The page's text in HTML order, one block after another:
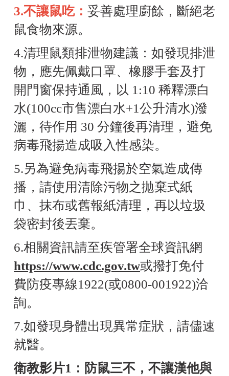
3.不讓鼠吃： 妥善處理廚餘，斷絕老
鼠食物來源。
4.清理鼠類排泄物建議：如發現排泄
物，應先佩戴口罩、橡膠手套及打
開門窗保持通風，以 1:10 稀釋漂白
水(100cc市售漂白水+1公升清水)潑
灑，待作用 30 分鐘後再清理，避免
病毒飛揚造成吸入性感染。
5.另為避免病毒飛揚於空氣造成傳
播，請使用清除污物之拋棄式紙
巾、抹布或舊報紙清理，再以垃圾
袋密封後丟棄。
6.相關資訊請至疾管署全球資訊網
https://www.cdc.gov.tw或撥打免付
費防疫專線1922(或0800-001922)洽
詢。
7.如發現身體出現異常症狀，請儘速
就醫。
衛教影片1：防鼠三不，不讓漢他與